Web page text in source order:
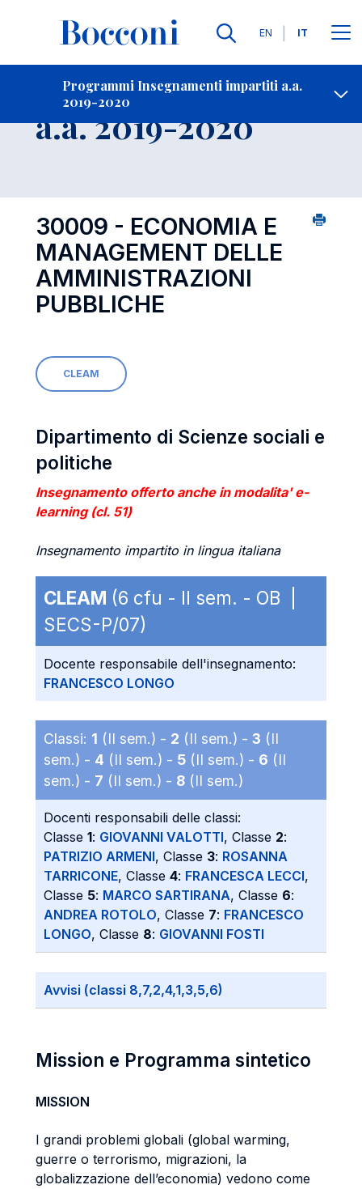
Lingue
EN IT
Programmi Insegnamenti impartiti a.a.
2019-2020
Contatti
Insegnamento
a.a. 2019-2020
30009 - ECONOMIA E
MANAGEMENT DELLE
AMMINISTRAZIONI
PUBBLICHE
CLEAM
Dipartimento di Scienze sociali e
politiche
Insegnamento offerto anche in modalita' e-
learning (cl. 51)
Insegnamento impartito in lingua italiana
CLEAM (6 cfu - II sem. - OB |
SECS-P/07)
Docente responsabile dell'insegnamento:
FRANCESCO LONGO
Classi: 1 (II sem.) - 2 (II sem.) - 3 (II
sem.) - 4 (II sem.) - 5 (II sem.) - 6 (II
sem.) - 7 (II sem.) - 8 (II sem.)
Docenti responsabili delle classi:
Classe 1: GIOVANNI VALOTTI, Classe 2:
PATRIZIO ARMENI, Classe 3: ROSANNA
TARRICONE, Classe 4: FRANCESCA LECCI,
Classe 5: MARCO SARTIRANA, Classe 6:
ANDREA ROTOLO, Classe 7: FRANCESCO
LONGO, Classe 8: GIOVANNI FOSTI
Avvisi (classi 8,7,2,4,1,3,5,6)
Mission e Programma sintetico
MISSION
I grandi problemi globali (global warming,
guerre o terrorismo, migrazioni, la
globalizzazione dell’economia) vedono come